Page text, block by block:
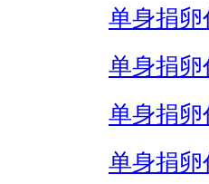
单身捐
单身捐卵
单身捐卵
单身捐卵